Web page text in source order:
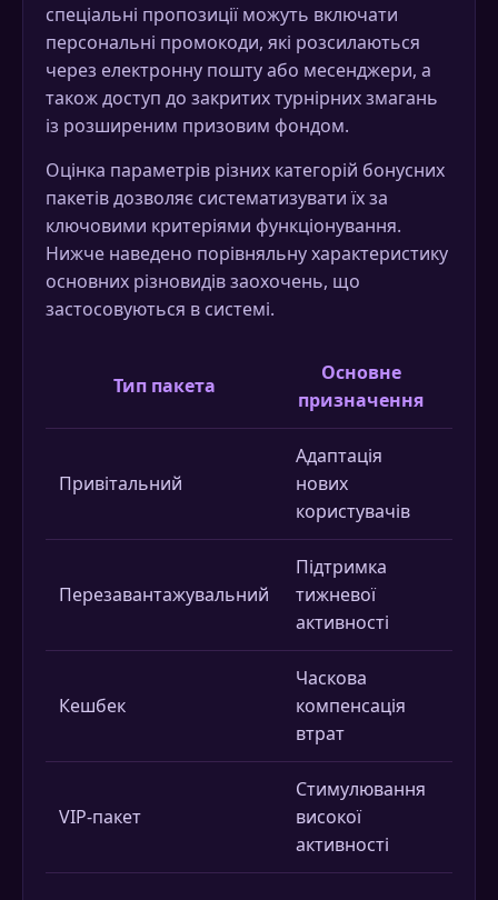
спеціальні пропозиції можуть включати
персональні промокоди, які розсилаються
через електронну пошту або месенджери, а
також доступ до закритих турнірних змагань
із розширеним призовим фондом.
Оцінка параметрів різних категорій бонусних
пакетів дозволяє систематизувати їх за
ключовими критеріями функціонування.
Нижче наведено порівняльну характеристику
основних різновидів заохочень, що
застосовуються в системі.
Тип пакета
Основне
призначення
Привітальний
Адаптація
нових
користувачів
Перезавантажувальний
Підтримка
тижневої
активності
Кешбек
Часкова
компенсація
втрат
VIP-пакет
Стимулювання
високої
активності